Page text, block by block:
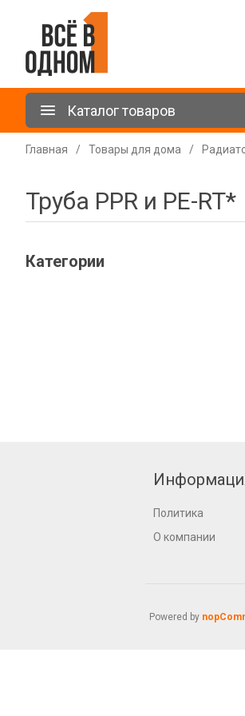
Каталог товаров
Главная / Товары для дома /
Труба PPR и PE-RT*
Категории
Политика
О компании
Powered by